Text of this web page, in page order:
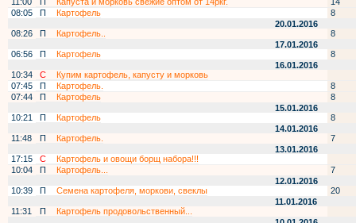
08:05
П Картофель
8
20.01.2016
08:26
П Картофель..
8
17.01.2016
06:56
П Картофель
8
16.01.2016
10:34
С
Купим картофель, капусту и морковь
07:45
П Картофель.
8
07:44
П Картофель
8
15.01.2016
10:21
П Картофель
8
14.01.2016
11:48
П Картофель.
7
13.01.2016
17:15
С
Картофель и овощи борщ набора!!!
10:04
П Картофель...
7
12.01.2016
10:39
П Семена картофеля, моркови, свеклы
20
11.01.2016
11:31
П
Картофель продовольственный...